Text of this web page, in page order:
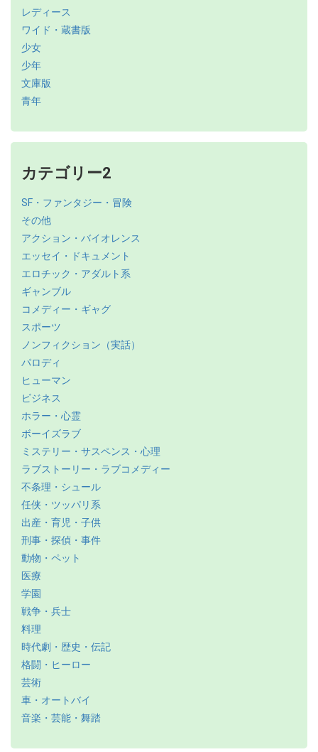
レディース
ワイド・蔵書版
少女
少年
文庫版
青年
カテゴリー2
SF・ファンタジー・冒険
その他
アクション・バイオレンス
エッセイ・ドキュメント
エロチック・アダルト系
ギャンブル
コメディー・ギャグ
スポーツ
ノンフィクション（実話）
パロディ
ヒューマン
ビジネス
ホラー・心霊
ボーイズラブ
ミステリー・サスペンス・心理
ラブストーリー・ラブコメディー
不条理・シュール
任侠・ツッパリ系
出産・育児・子供
刑事・探偵・事件
動物・ペット
医療
学園
戦争・兵士
料理
時代劇・歴史・伝記
格闘・ヒーロー
芸術
車・オートバイ
音楽・芸能・舞踏